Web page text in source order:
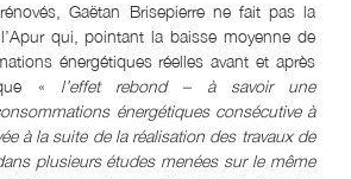
Gaëtan Brisepierre ne fait pas la
qui, pointant la baisse moyenne de
énergétiques réelles avant et après
« l’effet rebond – à savoir une
énergétiques consécutive à
à la suite de la réalisation des travaux de
plusieurs études menées sur le même